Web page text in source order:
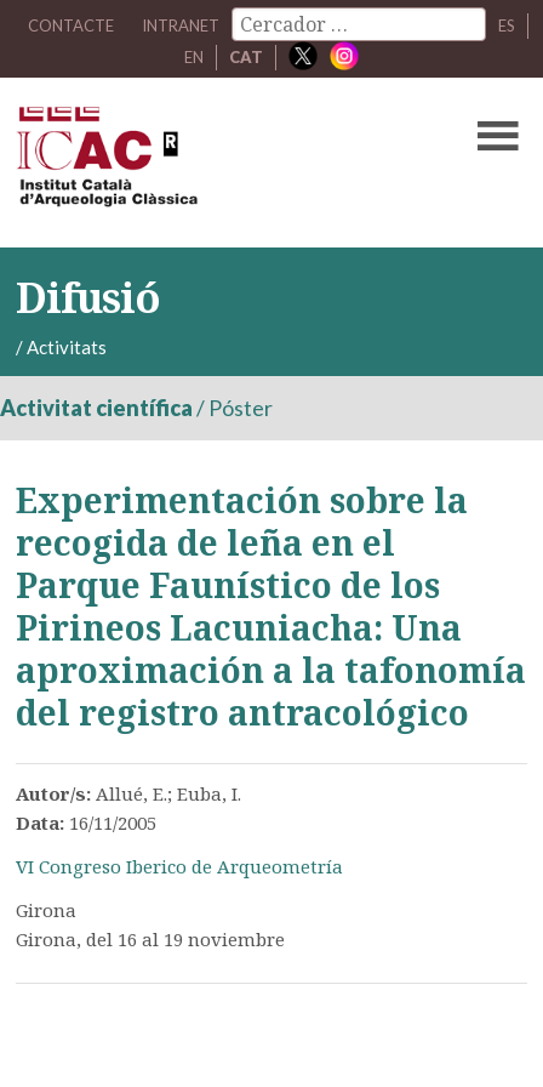
CONTACTE INTRANET
ES
EN
CAT
Difusió
/Activitats
Activitat científica/ Póster
Experimentación sobre la
recogida de leña en el
Parque Faunístico de los
Pirineos Lacuniacha: Una
aproximación a la tafonomía
del registro antracológico
Autor/s:Allué, E.; Euba, I.
Data: 16/11/2005
VI Congreso Iberico de Arqueometría
Girona
Girona, del 16 al 19 noviembre